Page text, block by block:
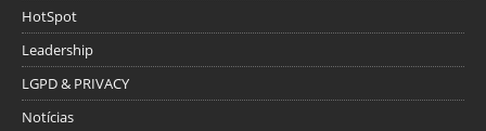
HotSpot
Leadership
LGPD & PRIVACY
Notícias